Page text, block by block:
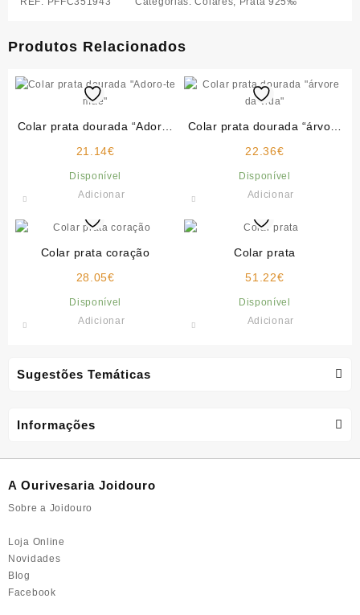
Sugestões Temáticas
Produtos Relacionados
Colar prata dourada “Adoro-
21.14€
Disponível
Adicionar
Colar prata dourada “árvore
22.36€
Disponível
Adicionar
Colar prata coração
28.05€
Disponível
Adicionar
Colar prata
51.22€
Disponível
Adicionar
Informações
A Ourivesaria Joidouro
Sobre a Joidouro
Loja Online
Novidades
Blog
Facebook